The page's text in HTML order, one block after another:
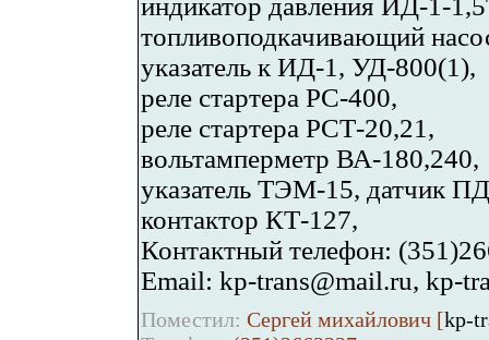
топливоподкачивающий
указатель к ИД-1, УД-800(1),
реле стартера РС-400,
реле стартера РСТ-20,21,
вольтамперметр ВА-180,240,
указатель ТЭМ-15, датчик
контактор КТ-127,
Контактный телефон:
Email: kp-trans@mail.ru, kp-
Поместил: Cергей михайлович [kp-